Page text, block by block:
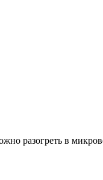
разогреть в